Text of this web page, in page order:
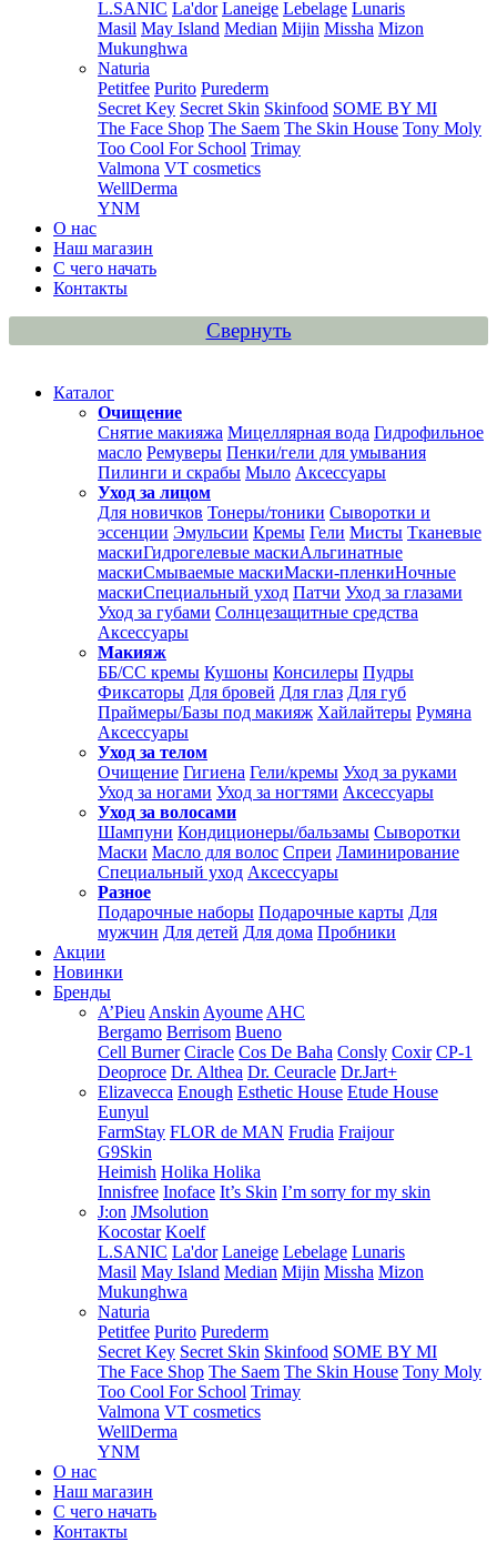
L.SANIC La'dor Laneige Lebelage Lunaris
Masil May Island Median Mijin Missha Mizon
Mukunghwa
Naturia
Petitfee Purito Purederm
Secret Key Secret Skin Skinfood SOME BY MI
The Face Shop The Saem The Skin House Tony Moly
Too Cool For School Trimay
Valmona VT cosmetics
WellDerma
YNM
О нас
Наш магазин
С чего начать
Контакты
Свернуть
Каталог
Очищение
Снятие макияжа Мицеллярная вода Гидрофильное
масло Ремуверы Пенки/гели для умывания
Пилинги и скрабы Мыло Аксессуары
Уход за лицом
Для новичков Тонеры/тоники Сыворотки и
эссенции Эмульсии Кремы Гели Мисты Тканевые
маскиГидрогелевые маскиАльгинатные
маскиСмываемые маскиМаски-пленкиНочные
маскиСпециальный уход Патчи Уход за глазами
Уход за губами Солнцезащитные средства
Аксессуары
Макияж
ББ/СС кремы Кушоны Консилеры Пудры
Фиксаторы Для бровей Для глаз Для губ
Праймеры/Базы под макияж Хайлайтеры Румяна
Аксессуары
Уход за телом
Очищение Гигиена Гели/кремы Уход за руками
Уход за ногами Уход за ногтями Аксессуары
Уход за волосами
Шампуни Кондиционеры/бальзамы Сыворотки
Маски Масло для волос Спреи Ламинирование
Специальный уход Аксессуары
Разное
Подарочные наборы Подарочные карты Для
мужчин Для детей Для дома Пробники
Акции
Новинки
Бренды
A’Pieu Anskin Ayoume AHC
Bergamo Berrisom Bueno
Cell Burner Ciracle Cos De Baha Consly Coxir CP-1
Deoproce Dr. Althea Dr. Ceuracle Dr.Jart+
Elizavecca Enough Esthetic House Etude House
Eunyul
FarmStay FLOR de MAN Frudia Fraijour
G9Skin
Heimish Holika Holika
Innisfree Inoface It’s Skin I’m sorry for my skin
J:on JMsolution
Kocostar Koelf
L.SANIC La'dor Laneige Lebelage Lunaris
Masil May Island Median Mijin Missha Mizon
Mukunghwa
Naturia
Petitfee Purito Purederm
Secret Key Secret Skin Skinfood SOME BY MI
The Face Shop The Saem The Skin House Tony Moly
Too Cool For School Trimay
Valmona VT cosmetics
WellDerma
YNM
О нас
Наш магазин
С чего начать
Контакты